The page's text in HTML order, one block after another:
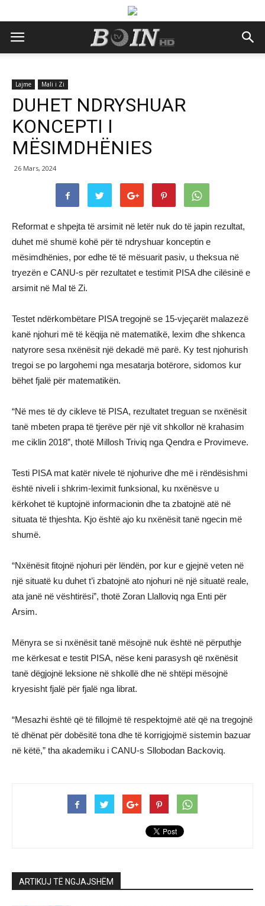
Lajme Mali i Zi
DUHET NDRYSHUAR
KONCEPTI I
MËSIMDHËNIES
26 Mars, 2024
Reformat e shpejta të arsimit në letër nuk do të japin rezultat,
duhet më shumë kohë për të ndryshuar konceptin e
mësimdhënies, por edhe të të mësuarit pasiv, u theksua në
tryezën e CANU-s për rezultatet e testimit PISA dhe cilësinë e
arsimit në Mal të Zi.
Testet ndërkombëtare PISA tregojnë se 15-vjeçarët malazezë
kanë njohuri më të këqija në matematikë, lexim dhe shkenca
natyrore sesa nxënësit një dekadë më parë. Ky test njohurish
tregoi se po largohemi nga mesatarja botërore, sidomos kur
bëhet fjalë për matematikën.
“Në mes të dy cikleve të PISA, rezultatet treguan se nxënësit
tanë mbeten prapa të tjerëve për një vit shkollor në krahasim
me ciklin 2018”, thotë Millosh Triviq nga Qendra e Provimeve.
Testi PISA mat katër nivele të njohurive dhe më i rëndësishmi
është niveli i shkrim-leximit funksional, ku nxënësve u
kërkohet të kuptojnë informacionin dhe ta zbatojnë atë në
situata të thjeshta. Kjo është ajo ku nxënësit tanë ngecin më
shumë.
“Nxënësit fitojnë njohuri për lëndën, por kur e gjejnë veten në
një situatë ku duhet t’i zbatojnë ato njohuri në një situatë reale,
ata janë në vështirësi”, thotë Zoran Llalloviq nga Enti për
Arsim.
Mënyra se si nxënësit tanë mësojnë nuk është në përputhje
me kërkesat e testit PISA, nëse keni parasysh që nxënësit
tanë dëgjojnë leksione në shkollë dhe në shtëpi mësojnë
kryesisht fjalë për fjalë nga librat.
“Mesazhi është që të fillojmë të respektojmë atë që na tregojnë
të dhënat për dobësitë tona dhe të korrigjojmë sistemin bazuar
në këtë,” tha akademiku i CANU-s Sllobodan Backoviq.
ARTIKUJ TË NGJAJSHËM